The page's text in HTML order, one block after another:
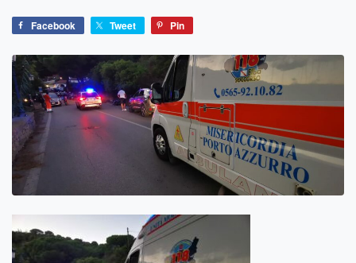
Facebook Tweet Pin